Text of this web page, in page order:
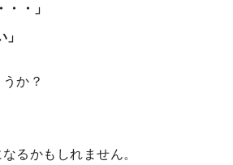
・」
か？
るかもしれません。